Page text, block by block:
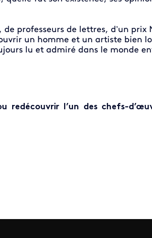
de professeurs de lettres, d’un prix
un homme et un artiste bien
lu et admiré dans le monde
redécouvrir l’un des chefs-